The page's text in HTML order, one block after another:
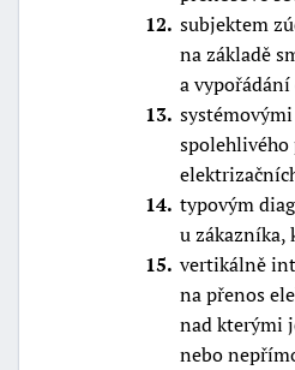
12 subjektem
na základě
a
13
spolehlivého
14 typovým
u zákazníka,
15 vertikálně
na přenos
nad kterými
nebo